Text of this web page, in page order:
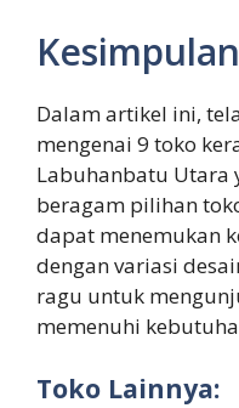
Kesimpulan
Dalam artikel ini,
mengenai 9 toko
Labuhanbatu Utara
beragam pilihan
dapat menemukan
dengan variasi
ragu untuk
memenuhi
Toko Lainnya: